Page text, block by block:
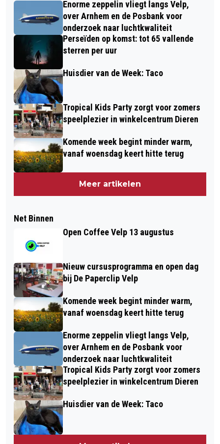
Enorme zeppelin vliegt langs Velp,
over Arnhem en de Posbank voor
onderzoek naar luchtkwaliteit
Perseïden op komst: tot 65 vallende
sterren per uur
Huisdier van de Week: Taco
Tropical Kids Party zorgt voor zomers
speelplezier in winkelcentrum Dieren
Komende week begint minder warm,
vanaf woensdag keert hitte terug
Meer artikelen
Net Binnen
Open Coffee Velp 13 augustus
Nieuw cursusprogramma en open dag
bij De Paperclip Velp
Komende week begint minder warm,
vanaf woensdag keert hitte terug
Enorme zeppelin vliegt langs Velp,
over Arnhem en de Posbank voor
onderzoek naar luchtkwaliteit
Tropical Kids Party zorgt voor zomers
speelplezier in winkelcentrum Dieren
Huisdier van de Week: Taco